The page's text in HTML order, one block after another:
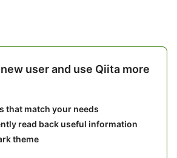
user and use Qiita more
that match your needs
read back useful information
theme